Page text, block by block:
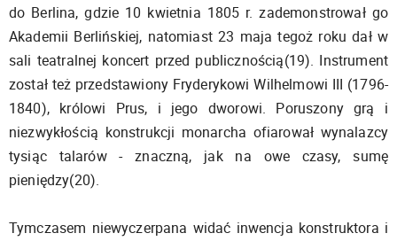
do Berlina, gdzie 10 kwietnia 1805 r. zademonstrował go
Akademii Berlińskiej, natomiast 23 maja tegoż roku dał w
sali teatralnej koncert przed publicznością(19). Instrument
został też przedstawiony Fryderykowi Wilhelmowi III (1796-
1840), królowi Prus, i jego dworowi. Poruszony grą i
niezwykłością konstrukcji monarcha ofiarował wynalazcy
tysiąc talarów - znaczną, jak na owe czasy, sumę
pieniędzy(20).
Tymczasem niewyczerpana widać inwencja konstruktora i